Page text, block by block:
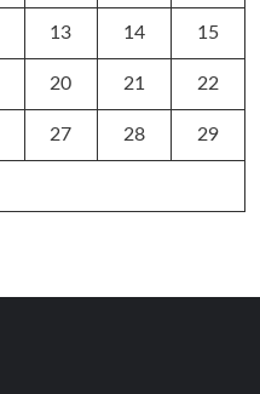
13 14 15
20 21 22
27 28 29